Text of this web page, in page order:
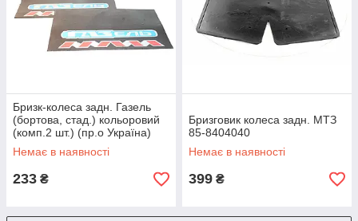
Бризк-колеса задн. Газель
(бортова, стад.) кольоровий
(комп.2 шт.) (пр.о Україна)
3302-5401568-12
Немає в наявності
233 ₴
Бризговик колеса задн. МТЗ
85-8404040
Немає в наявності
399 ₴